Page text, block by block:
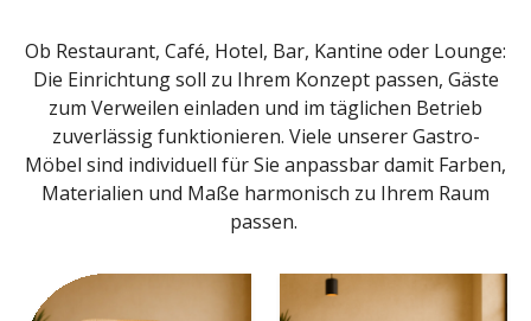
Ob Restaurant, Café, Hotel, Bar, Kantine oder Lounge:
Die Einrichtung soll zu Ihrem Konzept passen, Gäste
zum Verweilen einladen und im täglichen Betrieb
zuverlässig funktionieren. Viele unserer Gastro-
Möbel sind individuell für Sie anpassbar damit Farben,
Materialien und Maße harmonisch zu Ihrem Raum
passen.